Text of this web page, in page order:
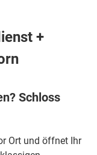
+
Schloss
Ort und öffnet Ihr